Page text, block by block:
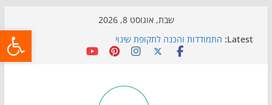
שבת, אוגוסט 8, 2026
Latest: התמודדות והכנה לתקופת שינוי
אי ההרפתקאות ממשיך לכבוש את הגינות: מאות משפחות
כדורגל באווירה מיוחדת: הקרנת גמר המונדיאל בטרמינל